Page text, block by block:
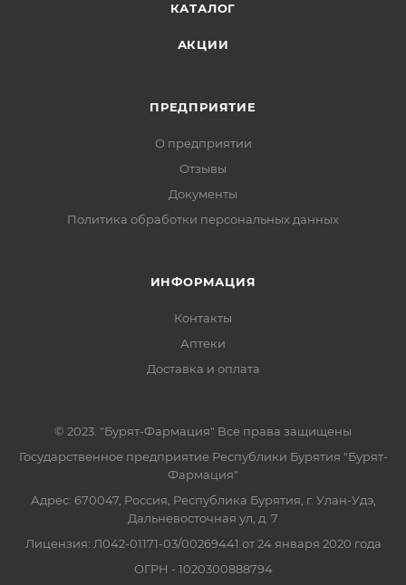
КАТАЛОГ
АКЦИИ
ПРЕДПРИЯТИЕ
О предприятии
Отзывы
Документы
Политика обработки персональных данных
ИНФОРМАЦИЯ
Контакты
Аптеки
Доставка и оплата
© 2023. "Бурят-Фармация" Все права защищены
Государственное предприятие Республики Бурятия "Бурят-
Фармация"
Адрес: 670047, Россия, Республика Бурятия, г. Улан-Удэ,
Дальневосточная ул, д. 7
Лицензия: Л042-01171-03/00269441 от 24 января 2020 года
ОГРН - 1020300888794